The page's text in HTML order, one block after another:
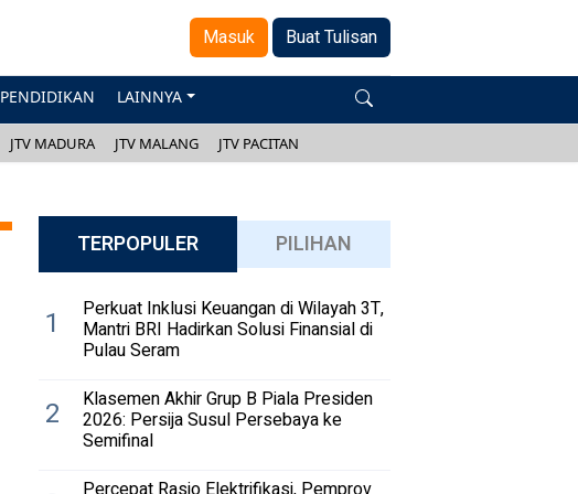
Masuk Buat Tulisan
PENDIDIKAN LAINNYA
JTV MADURA JTV MALANG JTV PACITAN
TERPOPULER PILIHAN
1 Perkuat Inklusi Keuangan di Wilayah 3T,
Mantri BRI Hadirkan Solusi Finansial di
Pulau Seram
2 Klasemen Akhir Grup B Piala Presiden
2026: Persija Susul Persebaya ke
Semifinal